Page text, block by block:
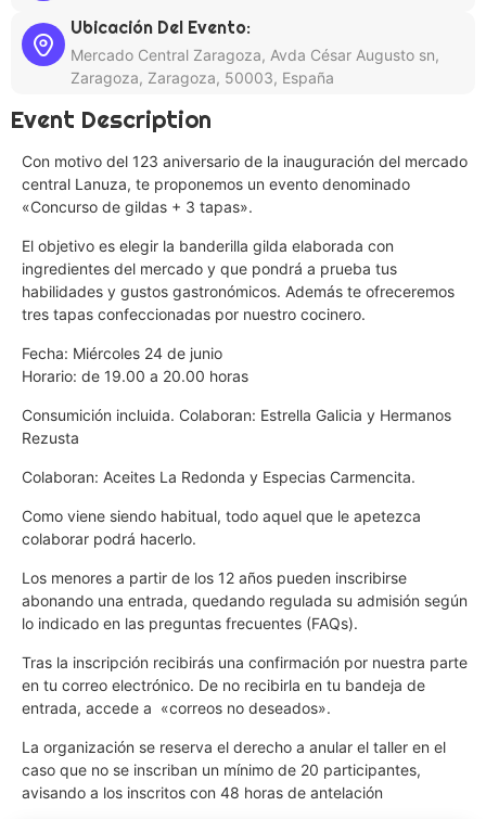
Ubicación Del Evento:
Mercado Central Zaragoza, Avda César Augusto sn,
Zaragoza, Zaragoza, 50003, España
Event Description
Con motivo del 123 aniversario de la inauguración del mercado
central Lanuza, te proponemos un evento denominado
«Concurso de gildas + 3 tapas».
El objetivo es elegir la banderilla gilda elaborada con
ingredientes del mercado y que pondrá a prueba tus
habilidades y gustos gastronómicos. Además te ofreceremos
tres tapas confeccionadas por nuestro cocinero.
Fecha: Miércoles 24 de junio
Horario: de 19.00 a 20.00 horas
Consumición incluida. Colaboran: Estrella Galicia y Hermanos
Rezusta
Colaboran: Aceites La Redonda y Especias Carmencita.
Como viene siendo habitual, todo aquel que le apetezca
colaborar podrá hacerlo.
Los menores a partir de los 12 años pueden inscribirse
abonando una entrada, quedando regulada su admisión según
lo indicado en las preguntas frecuentes (FAQs).
Tras la inscripción recibirás una confirmación por nuestra parte
en tu correo electrónico. De no recibirla en tu bandeja de
entrada, accede a «correos no deseados».
La organización se reserva el derecho a anular el taller en el
caso que no se inscriban un mínimo de 20 participantes,
avisando a los inscritos con 48 horas de antelación